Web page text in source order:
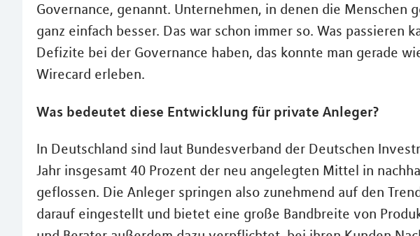
Governance, genannt. Unternehmen, in denen die Menschen
ganz einfach besser. Das war schon immer so. Was passieren
Defizite bei der Governance haben, das konnte man gerade
Wirecard erleben.
Was bedeutet diese Entwicklung für private Anleger?
In Deutschland sind laut Bundesverband der Deutschen
Jahr insgesamt 40 Prozent der neu angelegten Mittel in
geflossen. Die Anleger springen also zunehmend auf den
darauf eingestellt und bietet eine große Bandbreite von